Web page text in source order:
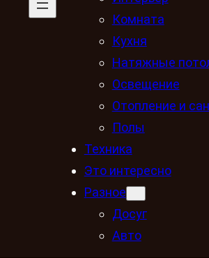
Комната
Кухня
Натяжные
Освещение
Отопление и
Полы
Техника
Это интересно
Разное
Досуг
Авто